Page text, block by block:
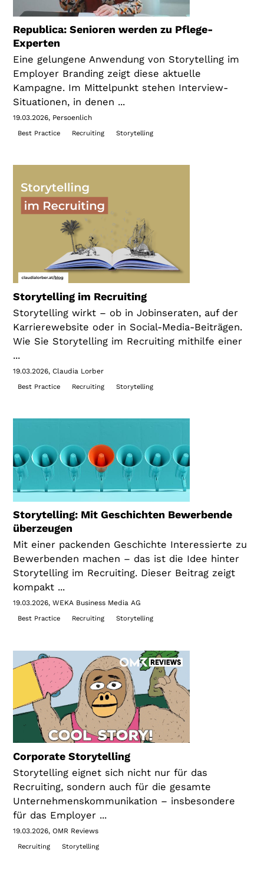
Republica: Senioren werden zu Pflege-
Experten
Eine gelungene Anwendung von Storytelling im
Employer Branding zeigt diese aktuelle
Kampagne. Im Mittelpunkt stehen Interview-
Situationen, in denen ...
19.03.2026 Persoenlich
Best Practice Recruiting Storytelling
Storytelling im Recruiting
Storytelling wirkt – ob in Jobinseraten, auf der
Karrierewebsite oder in Social-Media-Beiträgen.
Wie Sie Storytelling im Recruiting mithilfe einer
...
19.03.2026 Claudia Lorber
Best Practice Recruiting Storytelling
Storytelling: Mit Geschichten Bewerbende
überzeugen
Mit einer packenden Geschichte Interessierte zu
Bewerbenden machen – das ist die Idee hinter
Storytelling im Recruiting. Dieser Beitrag zeigt
kompakt ...
19.03.2026 WEKA Business Media AG
Best Practice Recruiting Storytelling
Corporate Storytelling
Storytelling eignet sich nicht nur für das
Recruiting, sondern auch für die gesamte
Unternehmenskommunikation – insbesondere
für das Employer ...
19.03.2026 OMR Reviews
Recruiting Storytelling